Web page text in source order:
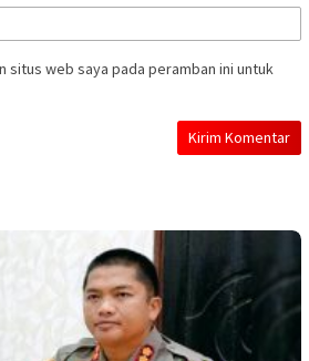
situs web saya pada peramban ini untuk